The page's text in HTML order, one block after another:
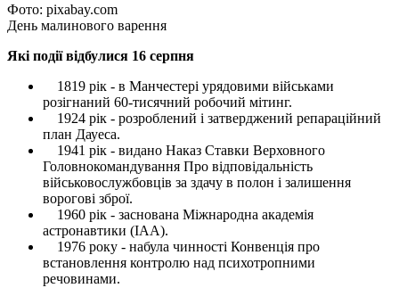
Фото: pixabay.com
День малинового варення
Які події відбулися 16 серпня
1819 рік - в Манчестері урядовими військами
розігнаний 60-тисячний робочий мітинг.
1924 рік - розроблений і затверджений репараційний
план Дауеса.
1941 рік - видано Наказ Ставки Верховного
Головнокомандування Про відповідальність
військовослужбовців за здачу в полон і залишення
ворогові зброї.
1960 рік - заснована Міжнародна академія
астронавтики (IAA).
1976 року - набула чинності Конвенція про
встановлення контролю над психотропними
речовинами.